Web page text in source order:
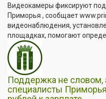
Видеокамеры фиксируют
Приморья , сообщает
видеонаблюдения,
площадках, помогают
Поддержка не
специалисты